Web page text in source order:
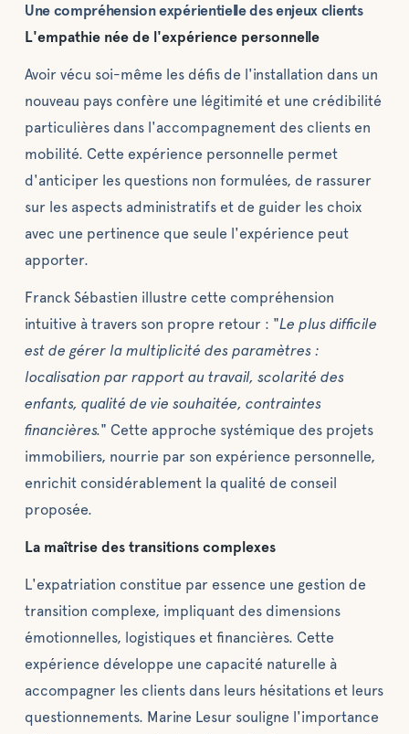
Une compréhension expérientielle des enjeux clients
L'empathie née de l'expérience personnelle
Avoir vécu soi-même les défis de l'installation dans un
nouveau pays confère une légitimité et une crédibilité
particulières dans l'accompagnement des clients en
mobilité. Cette expérience personnelle permet
d'anticiper les questions non formulées, de rassurer
sur les aspects administratifs et de guider les choix
avec une pertinence que seule l'expérience peut
apporter.
Franck Sébastien illustre cette compréhension
intuitive à travers son propre retour : "Le plus difficile
est de gérer la multiplicité des paramètres :
localisation par rapport au travail, scolarité des
enfants, qualité de vie souhaitée, contraintes
financières." Cette approche systémique des projets
immobiliers, nourrie par son expérience personnelle,
enrichit considérablement la qualité de conseil
proposée.
La maîtrise des transitions complexes
L'expatriation constitue par essence une gestion de
transition complexe, impliquant des dimensions
émotionnelles, logistiques et financières. Cette
expérience développe une capacité naturelle à
accompagner les clients dans leurs hésitations et leurs
questionnements. Marine Lesur souligne l'importance